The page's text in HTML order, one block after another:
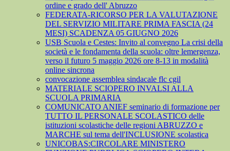
ordine e grado dell' Abruzzo
FEDERATA-RICORSO PER LA VALUTAZIONE
DEL SERVIZIO MILITARE PRIMA FASCIA (24
MESI) SCADENZA 05 GIUGNO 2026
USB Scuola e Cestes: Invito al convegno La crisi della
società e le fondamenta della scuola: oltre lemergenza,
verso il futuro 5 maggio 2026 ore 8-13 in modalità
online sincrona
convocazione assemblea sindacale flc cgil
MATERIALE SCIOPERO INVALSI ALLA
SCUOLA PRIMARIA
COMUNICATO ANIEF seminario di formazione per
TUTTO IL PERSONALE SCOLASTICO delle
istituzioni scolastiche delle regioni ABRUZZO e
MARCHE sul tema dell'INCLUSIONE scolastica
UNICOBAS:CIRCOLARE MINISTERO